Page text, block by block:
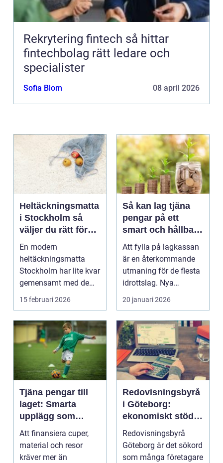
Rekrytering fintech så hittar
fintechbolag rätt ledare och
specialister
Sofia Blom 08 april 2026
Heltäckningsmatta
i Stockholm så
väljer du rätt för
hem och kontor
En modern
heltäckningsmatta
Stockholm har lite kvar
gemensamt med de
platta, trista varianter
15 februari 2026
Så kan lag tjäna
pengar på ett
smart och hållbart
sätt
Att fylla på lagkassan
är en återkommande
utmaning för de flesta
idrottslag. Nya
matchställ, cuper, ...
20 januari 2026
Tjäna pengar till
laget: Smarta
upplägg som
håller i längden
Att finansiera cuper,
material och resor
kräver mer än
Redovisningsbyrå
i Göteborg:
ekonomiskt stöd
för ditt företag
Redovisningsbyrå
Göteborg är det sökord
som många företagare